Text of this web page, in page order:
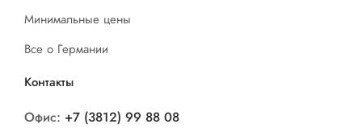
Минимальные цены
Все о Германии
Контакты
Офис: +7 (3812) 99 88 08